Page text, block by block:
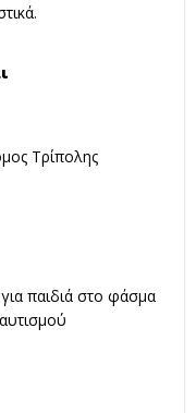
Τρίπολης
παιδιά στο φάσμα